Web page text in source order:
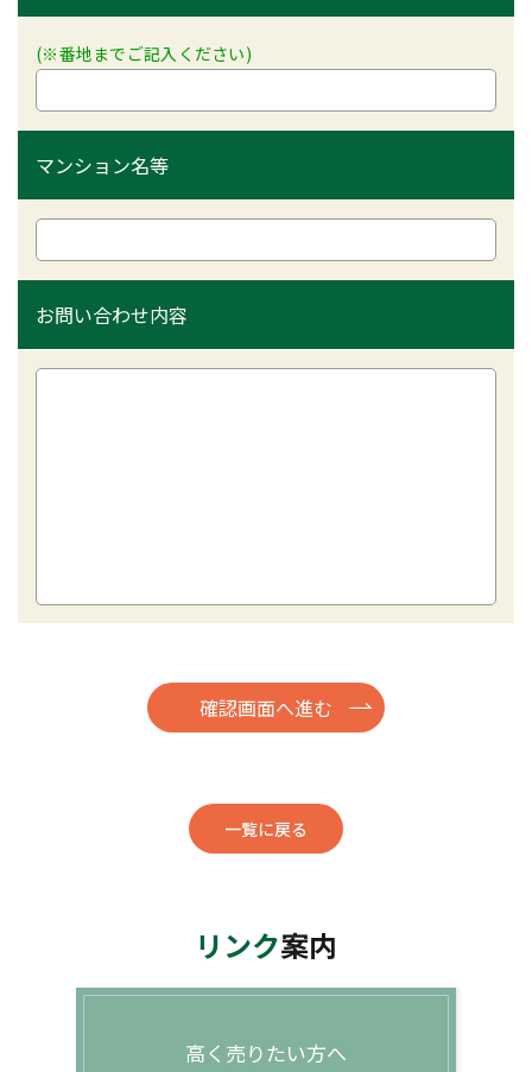
(※番地までご記入ください)
マンション名等
お問い合わせ内容
一覧に戻る
リンク案内
高く売りたい方へ